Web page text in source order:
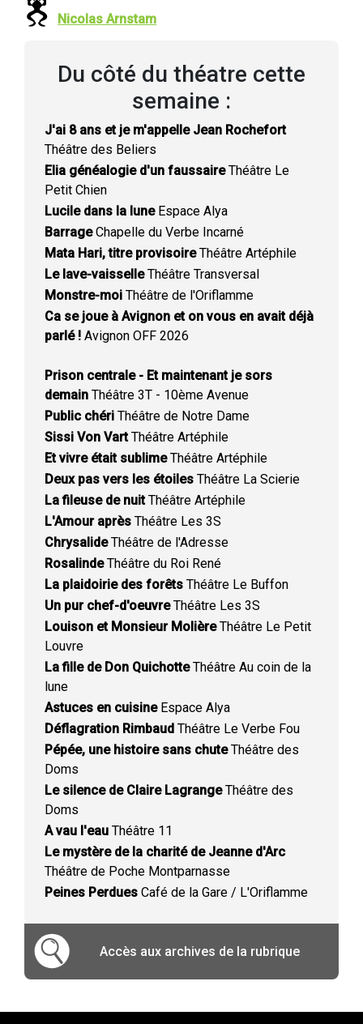
Nicolas Arnstam
Du côté du théatre cette
semaine :
J'ai 8 ans et je m'appelle Jean Rochefort
Théâtre des Beliers
Elia généalogie d'un faussaireThéâtre Le
Petit Chien
Lucile dans la luneEspace Alya
BarrageChapelle du Verbe Incarné
Mata Hari, titre provisoireThéâtre Artéphile
Le lave-vaisselleThéâtre Transversal
Monstre-moi Théâtre de l'Oriflamme
Ca se joue à Avignon et on vous en avait déjà
parlé ! Avignon OFF 2026
Prison centrale - Et maintenant je sors
demain Théâtre 3T - 10ème Avenue
Public chéri Théâtre de Notre Dame
Sissi Von VartThéâtre Artéphile
Et vivre était sublimeThéâtre Artéphile
Deux pas vers les étoiles Théâtre La Scierie
La fileuse de nuitThéâtre Artéphile
L'Amour après Théâtre Les 3S
ChrysalideThéâtre de l'Adresse
RosalindeThéâtre du Roi René
La plaidoirie des forêts Théâtre Le Buffon
Un pur chef-d'oeuvreThéâtre Les 3S
Louison et Monsieur MolièreThéâtre Le Petit
Louvre
La fille de Don QuichotteThéâtre Au coin de la
lune
Astuces en cuisineEspace Alya
Déflagration Rimbaud Théâtre Le Verbe Fou
Pépée, une histoire sans chuteThéâtre des
Doms
Le silence de Claire LagrangeThéâtre des
Doms
A vau l'eau Théâtre 11
Le mystère de la charité de Jeanne d'Arc
Théâtre de Poche Montparnasse
Peines Perdues Café de la Gare / L'Oriflamme
Accès aux archives de la rubrique